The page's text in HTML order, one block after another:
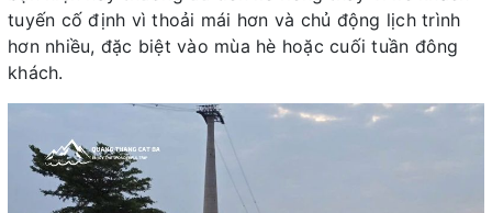
tuyến cố định vì thoải mái hơn và chủ động lịch trình
hơn nhiều, đặc biệt vào mùa hè hoặc cuối tuần đông
khách.